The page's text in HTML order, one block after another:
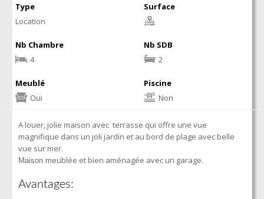
Type
Location
Surface
Nb Chambre
4
Nb SDB
2
Meublé
Oui
Piscine
Non
A louer, jolie maison avec terrasse qui offre une vue
magnifique dans un joli jardin et au bord de plage avec belle
vue sur mer.
Maison meublée et bien aménagée avec un garage.
Avantages: